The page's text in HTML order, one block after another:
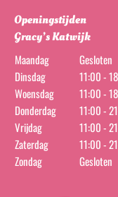
Openingstijden
Gracy’s Katwijk
Maandag
Gesloten
Dinsdag
11:00 -
Woensdag
11:00 -
Donderdag
11:00 -
Vrijdag
11:00 -
Zaterdag
11:00 -
Zondag
Gesloten